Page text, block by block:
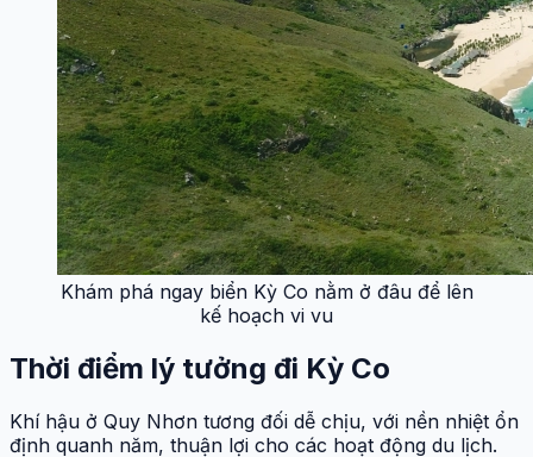
Khám phá ngay biển Kỳ Co nằm ở đâu để lên
kế hoạch vi vu
Thời điểm lý tưởng đi Kỳ Co
Khí hậu ở Quy Nhơn tương đối dễ chịu, với nền nhiệt ổn
định quanh năm, thuận lợi cho các hoạt động du lịch.